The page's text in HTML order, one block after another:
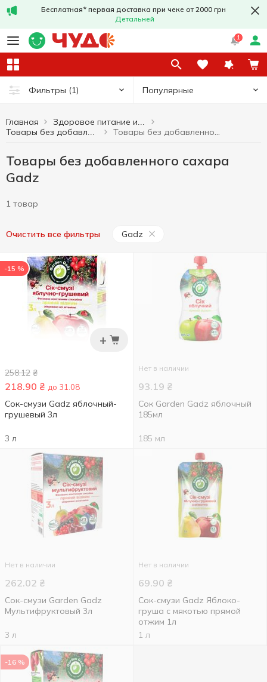
Бесплатная* первая доставка при чеке от 2000 грн
Детальней
1
Фильтры (1) Популярные
Главная
Товары без добавленного сахара Gadz
Товары без добавленного сахара
Gadz
1 товар
Очистить все фильтры Gadz
+
-15 %
258.12 ₴
218.90 ₴ до 31.08
Сок-смузи Gadz яблочный-
грушевый 3л
3 л
Нет в наличии
93.19 ₴
Сок Garden Gadz яблочный
185мл
185 мл
Нет в наличии
262.02 ₴
Сок-смузи Garden Gadz
Мультифруктовый 3л
3 л
Нет в наличии
69.90 ₴
Сок-смузи Gadz Яблоко-
груша с мякотью прямой
отжим 1л
1 л
-16 %